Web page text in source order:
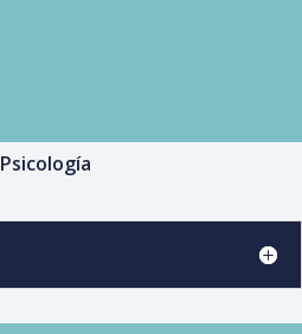
Psicología